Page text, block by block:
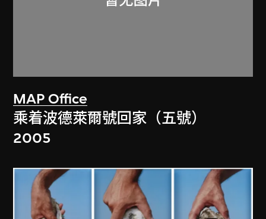
MAP Office
乘着波德萊爾號回家（五號）
2005